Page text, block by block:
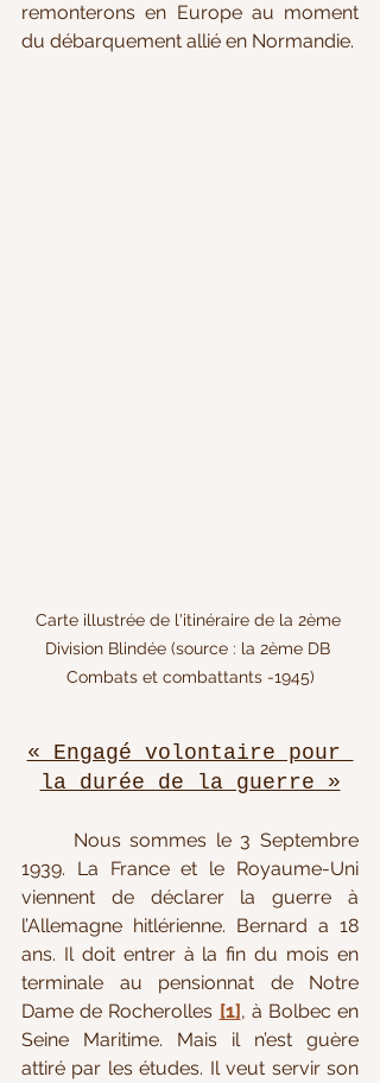
remonterons en Europe au moment
du débarquement allié en Normandie.
Carte illustrée de l'itinéraire de la 2ème
Division Blindée (source : la 2ème DB
Combats et combattants -1945)
« Engagé volontaire pour
la durée de la guerre »
Nous sommes le 3 Septembre
1939. La France et le Royaume-Uni
viennent de déclarer la guerre à
l’Allemagne hitlérienne. Bernard a 18
ans. Il doit entrer à la fin du mois en
terminale au pensionnat de Notre
Dame de Rocherolles [1], à Bolbec en
Seine Maritime. Mais il n’est guère
attiré par les études. Il veut servir son